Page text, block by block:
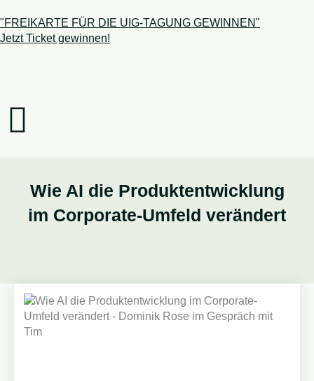
Inhalt
springen
"FREIKARTE FÜR DIE UIG-TAGUNG GEWINNEN"
Jetzt Ticket gewinnen!
Wie AI die Produktentwicklung
im Corporate-Umfeld verändert